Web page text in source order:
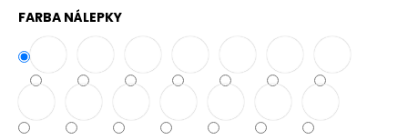
FARBA NÁLEPKY
o
r
ú
č
a
m